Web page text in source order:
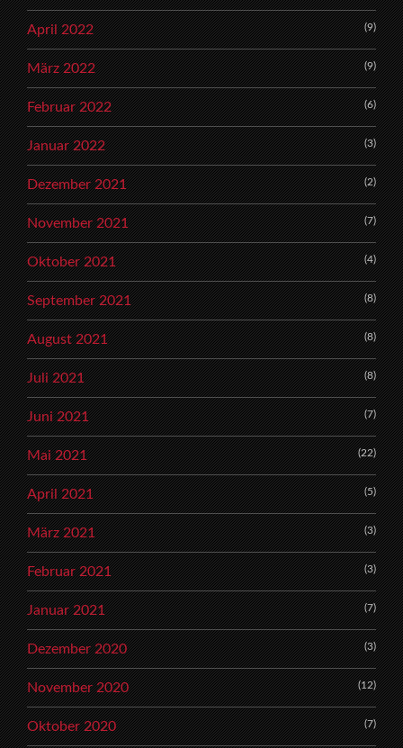
April 2022 (9)
März 2022 (9)
Februar 2022 (6)
Januar 2022 (3)
Dezember 2021 (2)
November 2021 (7)
Oktober 2021 (4)
September 2021 (8)
August 2021 (8)
Juli 2021 (8)
Juni 2021 (7)
Mai 2021 (22)
April 2021 (5)
März 2021 (3)
Februar 2021 (3)
Januar 2021 (7)
Dezember 2020 (3)
November 2020 (12)
Oktober 2020 (7)